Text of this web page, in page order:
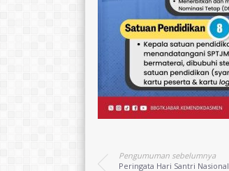
Pengumuman sebelumnya
Peringata Hari Santri Nasional